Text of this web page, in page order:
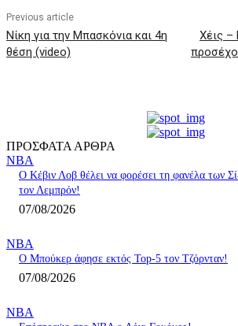
Previous article
Νίκη για την Μπασκόνια και 4η
θέση (video)
Χέις –
ΠΡΟΣΦΑΤΑ ΑΡΘΡΑ
NBA
Ο Κέβιν Λοβ θέλει να φορέσει τη φανέλα των
τον Λεμπρόν!
07/08/2026
NBA
Ο Μπούκερ άφησε εκτός Top-5 τον Τζόρνταν!
07/08/2026
NBA